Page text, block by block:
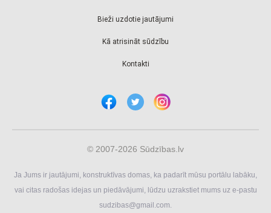
Bieži uzdotie jautājumi
Kā atrisināt sūdzību
Kontakti
© 2007-2026 Sūdzības.lv
Ja Jums ir jautājumi, konstruktīvas domas, ka padarīt mūsu portālu labāku,
vai citas radošas idejas un piedāvājumi, lūdzu uzrakstiet mums uz e-pastu
sudzibas@gmail.com